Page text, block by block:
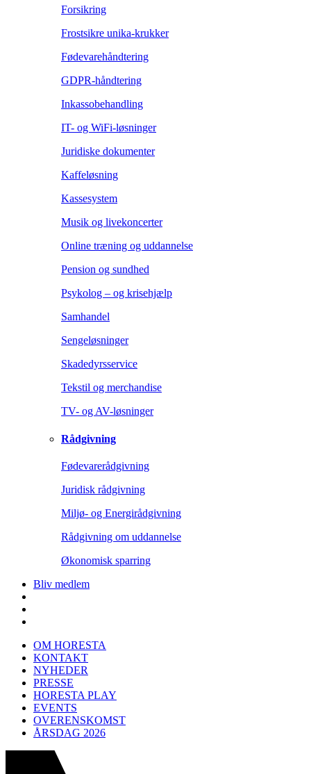
Forsikring
Frostsikre unika-krukker
Fødevarehåndtering
GDPR-håndtering
Inkassobehandling
IT- og WiFi-løsninger
Juridiske dokumenter
Kaffeløsning
Kassesystem
Musik og livekoncerter
Online træning og uddannelse
Pension og sundhed
Psykolog – og krisehjælp
Samhandel
Sengeløsninger
Skadedyrsservice
Tekstil og merchandise
TV- og AV-løsninger
Rådgivning
Fødevarerådgivning
Juridisk rådgivning
Miljø- og Energirådgivning
Rådgivning om uddannelse
Økonomisk sparring
Bliv medlem
OM HORESTA
KONTAKT
NYHEDER
PRESSE
HORESTA PLAY
EVENTS
OVERENSKOMST
ÅRSDAG 2026